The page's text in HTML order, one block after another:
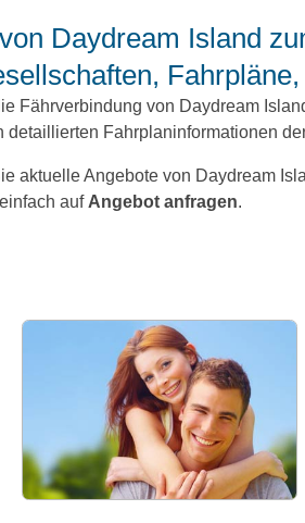
Fährverbindung von Daydream
detaillierten Fahrplaninformationen
aktuelle Angebote von Daydream
auf Angebot anfragen.